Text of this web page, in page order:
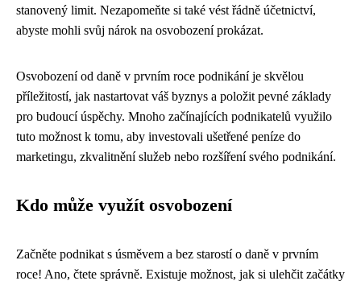
stanovený limit. Nezapomeňte si také vést řádně účetnictví,
abyste mohli svůj nárok na osvobození prokázat.
Osvobození od daně v prvním roce podnikání je skvělou
příležitostí, jak nastartovat váš byznys a položit pevné základy
pro budoucí úspěchy. Mnoho začínajících podnikatelů využilo
tuto možnost k tomu, aby investovali ušetřené peníze do
marketingu, zkvalitnění služeb nebo rozšíření svého podnikání.
Kdo může využít osvobození
Začněte podnikat s úsměvem a bez starostí o daně v prvním
roce! Ano, čtete správně. Existuje možnost, jak si ulehčit začátky